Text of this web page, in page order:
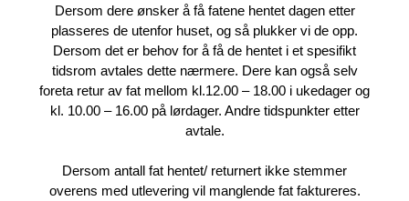
Dersom dere ønsker å få fatene hentet dagen etter
plasseres de utenfor huset, og så plukker vi de opp.
Dersom det er behov for å få de hentet i et spesifikt
tidsrom avtales dette nærmere. Dere kan også selv
foreta retur av fat mellom kl.12.00 – 18.00 i ukedager og
kl. 10.00 – 16.00 på lørdager. Andre tidspunkter etter
avtale.
Dersom antall fat hentet/ returnert ikke stemmer
overens med utlevering vil manglende fat faktureres.